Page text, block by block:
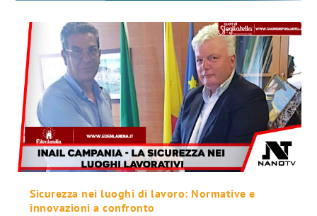
Sicurezza nei luoghi di lavoro: Normative e
innovazioni a confronto